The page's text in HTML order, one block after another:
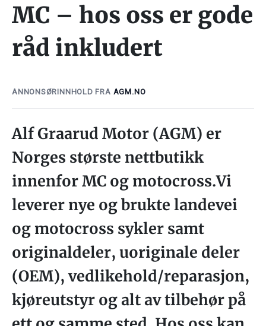
MC – hos oss er gode
råd inkludert
ANNONSØRINNHOLD FRA AGM.NO
Alf Graarud Motor (AGM) er
Norges største nettbutikk
innenfor MC og motocross.Vi
leverer nye og brukte landevei
og motocross sykler samt
originaldeler, uoriginale deler
(OEM), vedlikehold/reparasjon,
kjøreutstyr og alt av tilbehør på